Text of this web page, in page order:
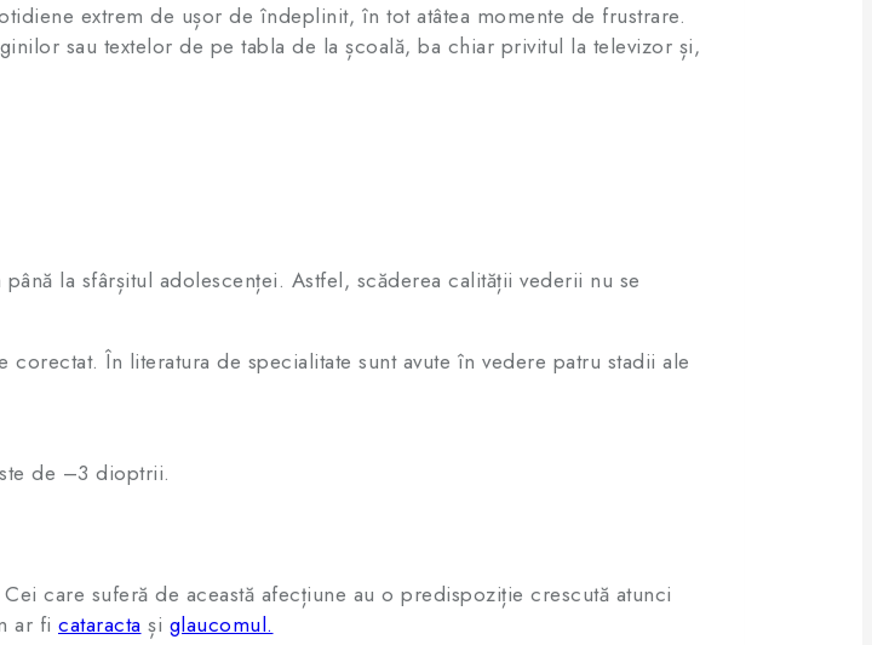
extrem de ușor de îndeplinit, în tot atâtea momente de frustrare.
sau textelor de pe tabla de la școală, ba chiar privitul la televizor și,
la sfârșitul adolescenței. Astfel, scăderea calității vederii nu se
În literatura de specialitate sunt avute în vedere patru stadii ale
de –3 dioptrii.
care suferă de această afecțiune au o predispoziție crescută atunci
ar fi cataracta și glaucomul.